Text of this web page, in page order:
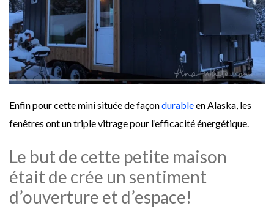
Enfin pour cette mini située de façondurableen Alaska, les
fenêtres ont un triple vitrage pour l’efficacité énergétique.
Le but de cette petite maison
était de crée un sentiment
d’ouverture et d’espace!